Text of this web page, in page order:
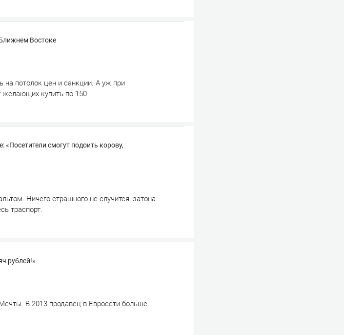
Востоке
на потолок цен и санкции. А уж при
желающих купить по 150
«Посетители смогут подоить корову,
Ничего страшного не случится, затона
траспорт.
рублей!»
В 2013 продавец в Евросети больше